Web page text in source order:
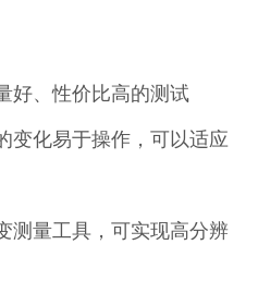
好、性价比高的测试
变化易于操作，可以适应
测量工具，可实现高分辨